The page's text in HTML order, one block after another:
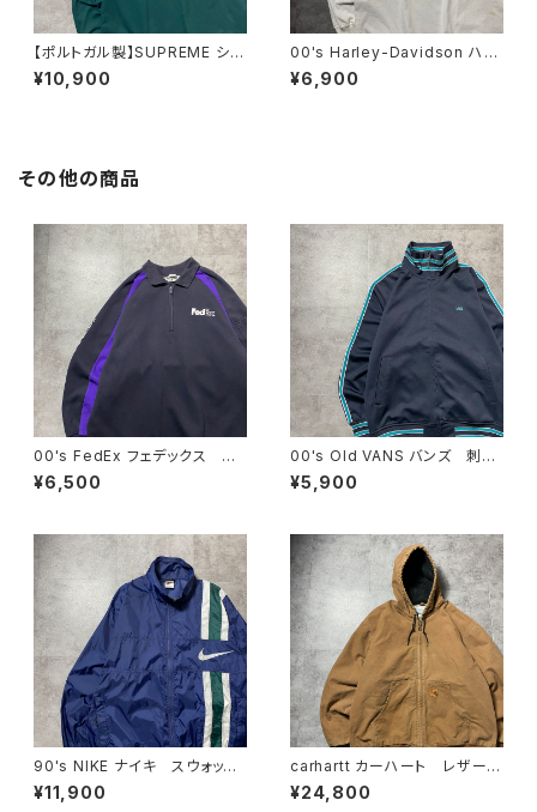
【ポルトガル製】SUPREME シュ
プリーム 刺繍ワンポイント
グリーン Tシャツ ロンT
¥10,900
00's Harley-Davidson ハー
レーダビッドソン スカル セン
ター刺繍ロゴ ホワイト 白
¥6,900
その他の商品
00's FedEx フェデックス ハ
ーフジップ ワンポイント プリ
ント スウェット トレーナー
¥6,500
00's Old VANS バンズ 刺繍
ワンポイント ラインリブ ネイ
ビー ジャージ トラックジャケ
¥5,900
90's NIKE ナイキ スウォッシ
ュ 刺繍ロゴ ラインデザイ
ン 薄手 ナイロンジャケット
¥11,900
carhartt カーハート レザーパ
ッチ ブラウン ダック生地 ア
クティブパーカー ダックジャケ
¥24,800